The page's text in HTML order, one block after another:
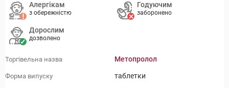
Алергікам
з обережністю
Годуючим
заборонено
Дорослим
дозволено
Торгівельна назва Метопролол
Форма випуску таблетки